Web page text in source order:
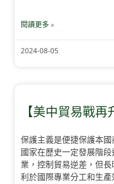
閱讀更多 »
2024-08-05
【美中貿易戰再
保護主義是便捷保護本
國家在歷史一定發展階
業，控制貿易逆差，但
利於國際專業分工和生